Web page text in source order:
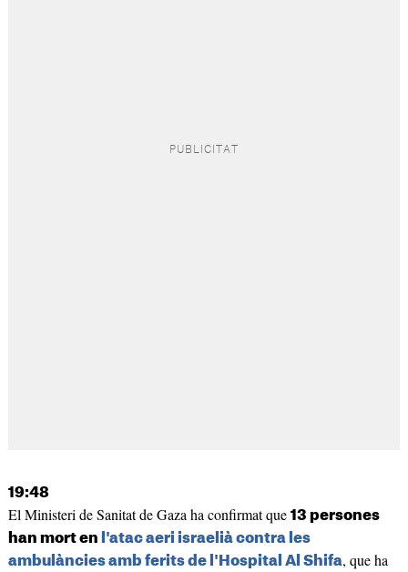
19:48
El Ministeri de Sanitat de Gaza ha confirmat que 13 persones
han mort en
l'atac aeri israelià contra les
ambulàncies amb ferits de l'Hospital Al Shifa, que ha